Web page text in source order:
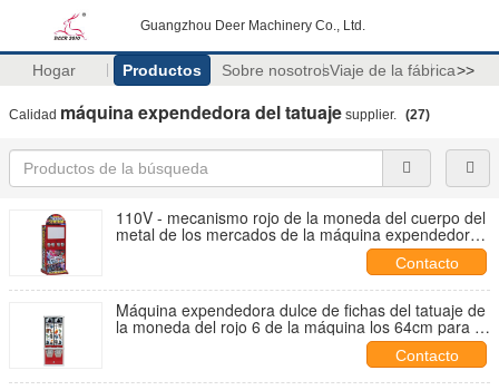
Guangzhou Deer Machinery Co., Ltd.
Hogar Productos Sobre nosotrosViaje de la fábrica>>
Calidad máquina expendedora del tatuaje supplier. (27)
110V - mecanismo rojo de la moneda del cuerpo del
metal de los mercados de la máquina expendedora
Contacto
Máquina expendedora dulce de fichas del tatuaje de
la moneda del rojo 6 de la máquina los 64cm para el
Contacto